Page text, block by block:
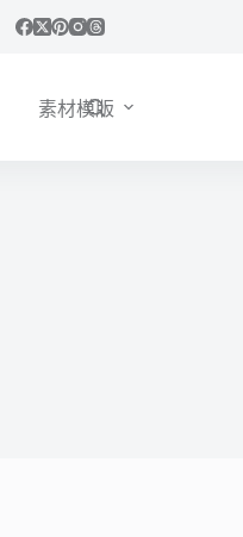
素材模版